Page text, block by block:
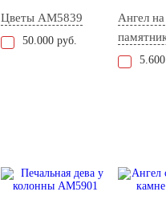
Цветы AM5839
50.000 руб.
Ангел